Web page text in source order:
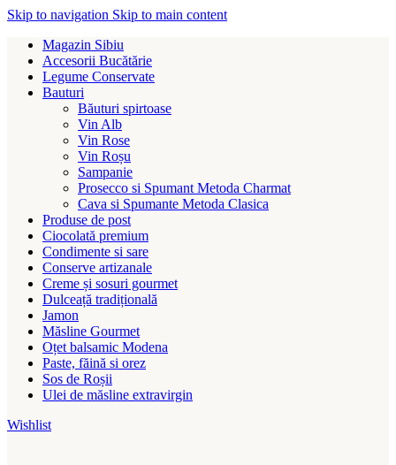
Skip to navigation Skip to main content
Magazin Sibiu
Accesorii Bucătărie
Legume Conservate
Bauturi
Băuturi spirtoase
Vin Alb
Vin Rose
Vin Roșu
Sampanie
Prosecco si Spumant Metoda Charmat
Cava si Spumante Metoda Clasica
Produse de post
Ciocolată premium
Condimente si sare
Conserve artizanale
Creme și sosuri gourmet
Dulceață tradițională
Jamon
Măsline Gourmet
Oțet balsamic Modena
Paste, făină si orez
Sos de Roșii
Ulei de măsline extravirgin
Wishlist